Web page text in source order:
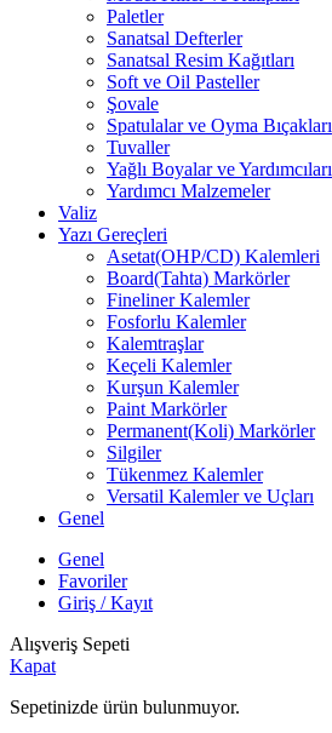
Paletler
Sanatsal Defterler
Sanatsal Resim Kağıtları
Soft ve Oil Pasteller
Şovale
Spatulalar ve Oyma Bıçakları
Tuvaller
Yağlı Boyalar ve Yardımcıları
Yardımcı Malzemeler
Valiz
Yazı Gereçleri
Asetat(OHP/CD) Kalemleri
Board(Tahta) Markörler
Fineliner Kalemler
Fosforlu Kalemler
Kalemtraşlar
Keçeli Kalemler
Kurşun Kalemler
Paint Markörler
Permanent(Koli) Markörler
Silgiler
Tükenmez Kalemler
Versatil Kalemler ve Uçları
Genel
Genel
Favoriler
Giriş / Kayıt
Alışveriş Sepeti
Kapat
Sepetinizde ürün bulunmuyor.